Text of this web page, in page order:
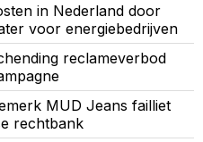
in Nederland door
voor energiebedrijven
reclameverbod
MUD Jeans failliet
rechtbank